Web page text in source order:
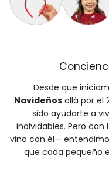
Desde que
Navideñosallá por el
sido ayudarte a
inolvidables. Pero
vino con él—
que cada pequeño